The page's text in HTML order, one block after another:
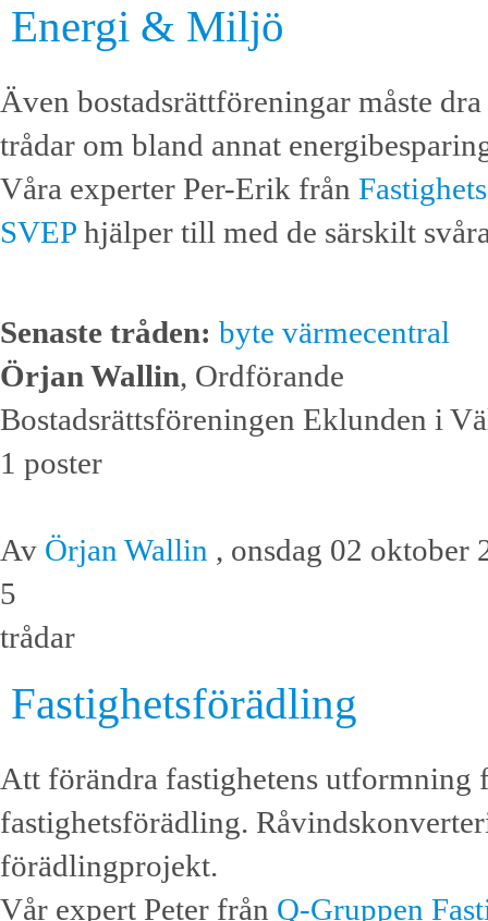
Energi & Miljö
Även bostadsrättföreningar måste
trådar om bland annat
Våra experter Per-Erik från
SVEP hjälper till med de särskilt
Senaste tråden: byte värmecentral
Örjan Wallin, Ordförande
Bostadsrättsföreningen Eklunden i
1 poster
Av Örjan Wallin , onsdag 02 oktober
5
trådar
Fastighetsförädling
Att förändra fastighetens utformning
fastighetsförädling.
förädlingprojekt.
Vår expert Peter från Q-Gruppen